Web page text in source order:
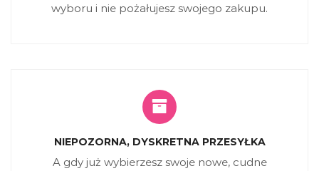
wyboru i nie pożałujesz swojego zakupu.
NIEPOZORNA, DYSKRETNA PRZESYŁKA
A gdy już wybierzesz swoje nowe, cudne